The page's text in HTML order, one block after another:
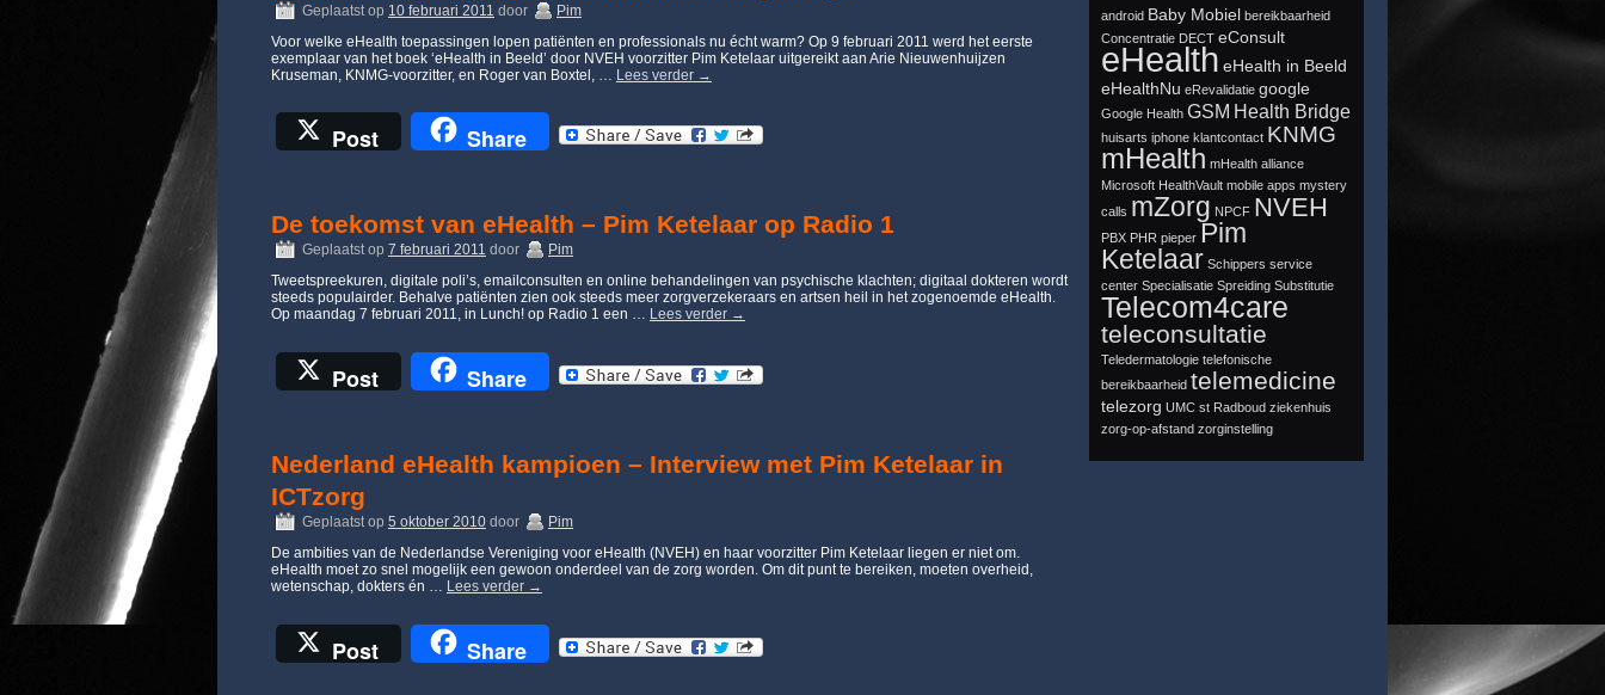
Geplaatst op 10 februari 2011 door
Pim
Voor welke eHealth toepassingen lopen patiënten en professionals nu écht warm? Op 9 februari 2011 werd het eerste
exemplaar van het boek ‘eHealth in Beeld’ door NVEH voorzitter Pim Ketelaar uitgereikt aan Arie Nieuwenhuijzen
Kruseman, KNMG-voorzitter, en Roger van Boxtel, … Lees verder →
Post Share
De toekomst van eHealth – Pim Ketelaar op Radio 1
Geplaatst op 7 februari 2011 door
Pim
Tweetspreekuren, digitale poli’s, emailconsulten en online behandelingen van psychische klachten; digitaal dokteren wordt
steeds populairder. Behalve patiënten zien ook steeds meer zorgverzekeraars en artsen heil in het zogenoemde eHealth.
Op maandag 7 februari 2011, in Lunch! op Radio 1 een … Lees verder →
Post Share
Nederland eHealth kampioen – Interview met Pim Ketelaar in
ICTzorg
Geplaatst op 5 oktober 2010 door
Pim
De ambities van de Nederlandse Vereniging voor eHealth (NVEH) en haar voorzitter Pim Ketelaar liegen er niet om.
eHealth moet zo snel mogelijk een gewoon onderdeel van de zorg worden. Om dit punt te bereiken, moeten overheid,
wetenschap, dokters én … Lees verder →
Post Share
android Baby Mobiel bereikbaarheid
Concentratie DECT eConsult
eHealth eHealth in Beeld
eHealthNu eRevalidatie google
Google Health GSM Health Bridge
huisarts iphone klantcontact KNMG
mHealth mHealth alliance
Microsoft HealthVault mobile apps mystery
calls mZorg NPCF NVEH
PBX PHR pieper Pim
Ketelaar Schippers service
center Specialisatie Spreiding Substitutie
Telecom4care
teleconsultatie
Teledermatologie telefonische
bereikbaarheid telemedicine
telezorg UMC st Radboud ziekenhuis
zorg-op-afstand zorginstelling